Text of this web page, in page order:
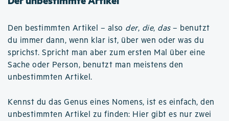
Den bestimmten Artikel – also der, die, das– benutzt
du immer dann, wenn klar ist, über wen oder was du
sprichst. Spricht man aber zum ersten Mal über eine
Sache oder Person, benutzt man meistens den
unbestimmten Artikel.
Kennst du das Genus eines Nomens, ist es einfach, den
unbestimmten Artikel zu finden: Hier gibt es nur zwei